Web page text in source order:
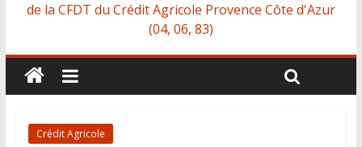
de la CFDT du Crédit Agricole Provence Côte d'Azur
(04, 06, 83)
Crédit Agricole